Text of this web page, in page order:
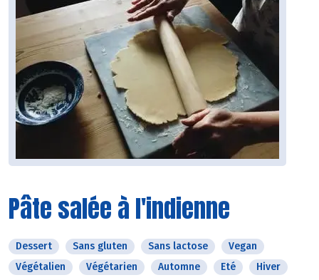
Pâte salée à l'indienne
Dessert Sans gluten Sans lactose
Vegan
Végétalien
Végétarien Automne Eté
Hiver